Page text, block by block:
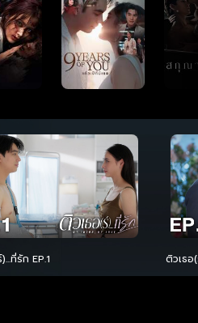
ที่รัก EP.1 ติวเธอ